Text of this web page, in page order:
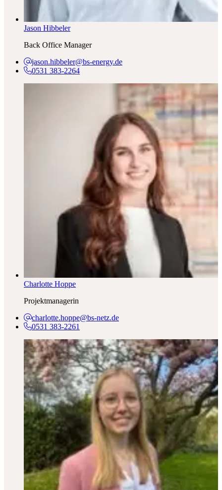
Jason Hibbeler
Back Office Manager
jason.hibbeler@bs-energy.de
0531 383-2264
Charlotte Hoppe
Projektmanagerin
charlotte.hoppe@bs-netz.de
0531 383-2261